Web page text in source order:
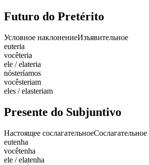
Futuro do Pretérito
Условное наклонениеИзъявительное
euteria
vocêteria
ele / elateria
nósteríamos
vocêsteriam
eles / elasteriam
Presente do Subjuntivo
Настоящее сослагательноеСослагательное
eutenha
vocêtenha
ele / elatenha